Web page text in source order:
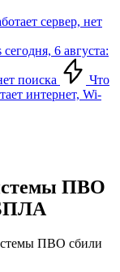
сервер, нет
6 августа:
поиска
Что
интернет, Wi-
ПВО
ПВО сбили